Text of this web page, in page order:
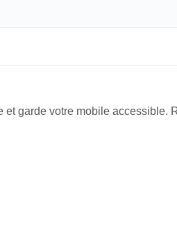
et garde votre mobile accessible.